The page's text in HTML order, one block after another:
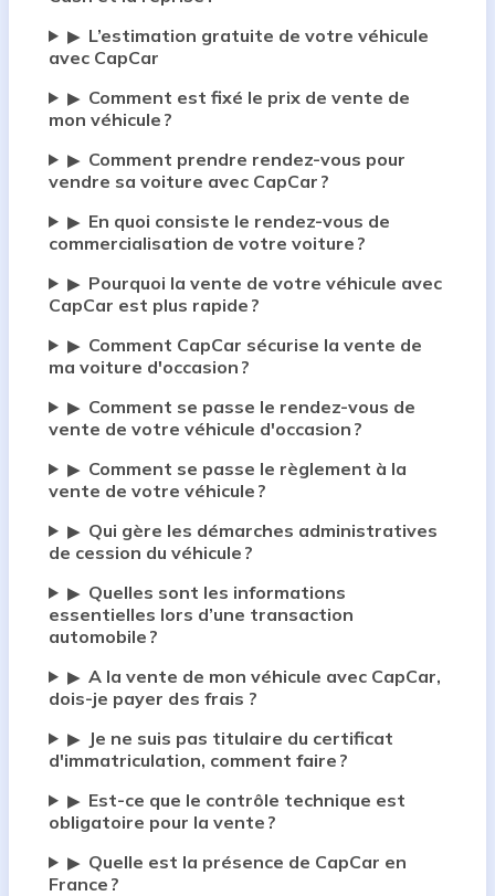
▶ L’estimation gratuite de votre véhicule
avec CapCar
▶ Comment est fixé le prix de vente de
mon véhicule ?
▶ Comment prendre rendez-vous pour
vendre sa voiture avec CapCar ?
▶ En quoi consiste le rendez-vous de
commercialisation de votre voiture ?
▶ Pourquoi la vente de votre véhicule avec
CapCar est plus rapide ?
▶ Comment CapCar sécurise la vente de
ma voiture d'occasion ?
▶ Comment se passe le rendez-vous de
vente de votre véhicule d'occasion ?
▶ Comment se passe le règlement à la
vente de votre véhicule ?
▶ Qui gère les démarches administratives
de cession du véhicule ?
▶ Quelles sont les informations
essentielles lors d’une transaction
automobile ?
▶ A la vente de mon véhicule avec CapCar,
dois-je payer des frais ?
▶
Je ne suis pas titulaire du certificat
d'immatriculation, comment faire ?
▶ Est-ce que le contrôle technique est
obligatoire pour la vente ?
▶ Quelle est la présence de CapCar en
France ?